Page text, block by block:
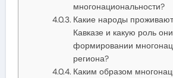
многонациональности?
Какие народы
Кавказе и какую роль
формировании
региона?
Каким образом